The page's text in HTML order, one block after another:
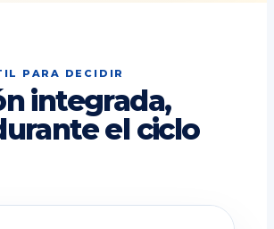
PARA DECIDIR
integrada,
el ciclo